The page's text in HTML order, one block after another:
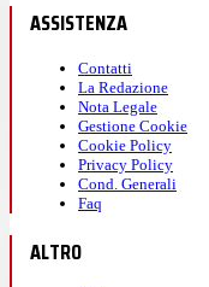
ASSISTENZA
Contatti
La Redazione
Nota Legale
Gestione Cookie
Cookie Policy
Privacy Policy
Cond. Generali
Faq
ALTRO